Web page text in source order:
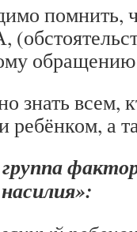
обращению
знать всем,
ребёнком, а